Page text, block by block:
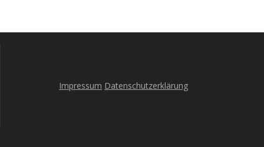
Impressum Datenschutzerklärung